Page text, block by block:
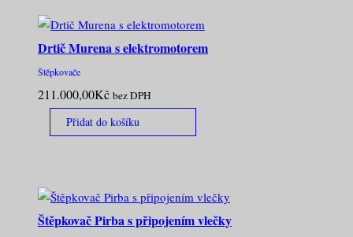
Drtič Murena s elektromotorem
Štěpkovače
211.000,00Kč bez DPH
Přidat do košíku
Štěpkovač Pirba s připojením vlečky